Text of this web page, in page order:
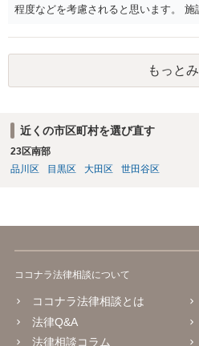
程度などを考慮されると思います。
には会えて連絡せずに、証拠保全の手
ちで、事務所内の証拠を押さえます。
る程度証拠が事務所にあること、証拠
ん）。
もっと
近くの市区町村を選び直す
23区南部
品川区
目黒区 大田区 世田谷区
ココナラ法律相談について
ココナラ法律相談とは
法律Q&A
法律相談コラム